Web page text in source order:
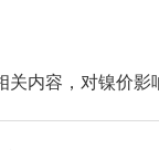
内容，对镍价影